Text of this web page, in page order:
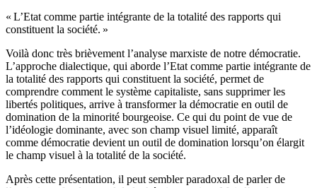
« L’Etat comme partie intégrante de la totalité des rapports qui
constituent la société. »
Voilà donc très brièvement l’analyse marxiste de notre démocratie.
L’approche dialectique, qui aborde l’Etat comme partie intégrante de
la totalité des rapports qui constituent la société, permet de
comprendre comment le système capitaliste, sans supprimer les
libertés politiques, arrive à transformer la démocratie en outil de
domination de la minorité bourgeoise. Ce qui du point de vue de
l’idéologie dominante, avec son champ visuel limité, apparaît
comme démocratie devient un outil de domination lorsqu’on élargit
le champ visuel à la totalité de la société.
Après cette présentation, il peut sembler paradoxal de parler de